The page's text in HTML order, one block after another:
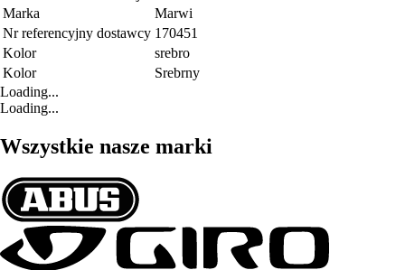
Marka
Marwi
Nr referencyjny dostawcy 170451
Kolor
srebro
Kolor
Srebrny
Loading...
Loading...
Wszystkie nasze marki